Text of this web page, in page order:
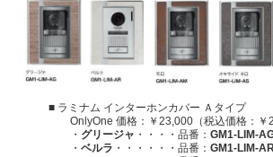
■ ラミナム インターホンカバー Ａタイプ
OnlyOne 価格：￥23,000（税込価格：￥
・ グリージャ ・・・・品番：GM1-LIM-
・ベルラ ・・・・・・品番：GM1-LIM-AR